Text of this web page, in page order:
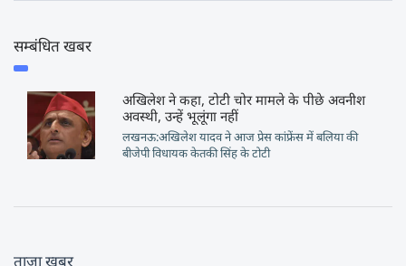
सम्बंधित खबर
अखिलेश ने कहा, टोटी चोर मामले के पीछे अवनीश
अवस्थी, उन्हें भूलूंगा नहीं
लखनऊ:अखिलेश यादव ने आज प्रेस कांफ्रेंस में बलिया की
बीजेपी विधायक केतकी सिंह के टोटी
ताज़ा खबर